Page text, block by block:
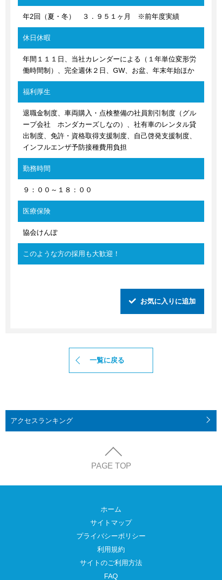
年2回（夏・冬） ３．９５１ヶ月 ※前年度実績
休日休暇
年間１１１日、当社カレンダーによる（１年単位変形労
働時間制）、完全週休２日、GW、お盆、年末年始ほか
福利厚生
退職金制度、車両購入・点検整備の社員割引制度（グル
ープ会社 ホンダカーズしなの）、社有車のレンタル貸
出制度、免許・資格取得支援制度、自己啓発支援制度、
インフルエンザ予防接種費用負担
勤務時間
９：００～１８：００
医療保険
協会けんぽ
このような方の採用も大歓迎！
お気に入りに追加
一覧に戻る
アクセスランキング
PAGE TOP
ホーム
サイトマップ
プライバシーポリシー
利用規約
サイトのご利用方法
FAQ